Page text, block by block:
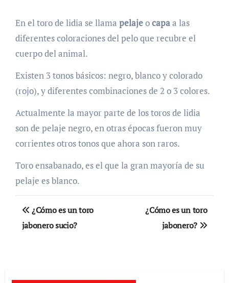
En el toro de lidia se llama pelajeocapaa las
diferentes coloraciones del pelo que recubre el
cuerpo del animal.
Existen 3 tonos básicos: negro, blanco y colorado
(rojo), y diferentes combinaciones de 2 o 3 colores.​
Actualmente la mayor parte de los toros de lidia
son de pelaje negro, en otras épocas fueron muy
corrientes otros tonos que ahora son raros.
Toro ensabanado, es el que la gran mayoría de su
pelaje es blanco.
Navegación
de
¿Cómo es un toro
jabonero sucio?
¿Cómo es un toro
jabonero?